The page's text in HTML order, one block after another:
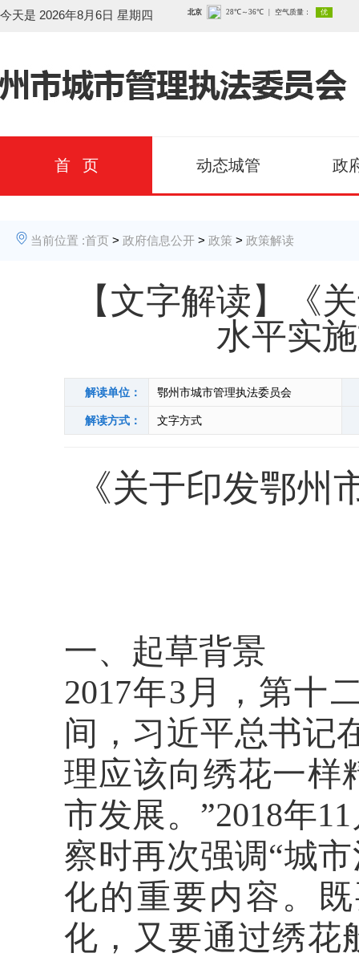
今天是 2026年8月6日 星期四
首 页 动态城管 政
当前位置 :首页 > 政府信息公开 > 政策 > 政策解读
【文字解读】《
水平实
解读单位： 鄂州市城市管理执法委员会
解读方式： 文字方式
《关于印发鄂州
一、起草背景
2017年3 月，第十
间，习近平总书记
理应该向绣花一样
市发展。”2018年11
察时再次强调“城
化的重要内容。
化，又要通过绣花